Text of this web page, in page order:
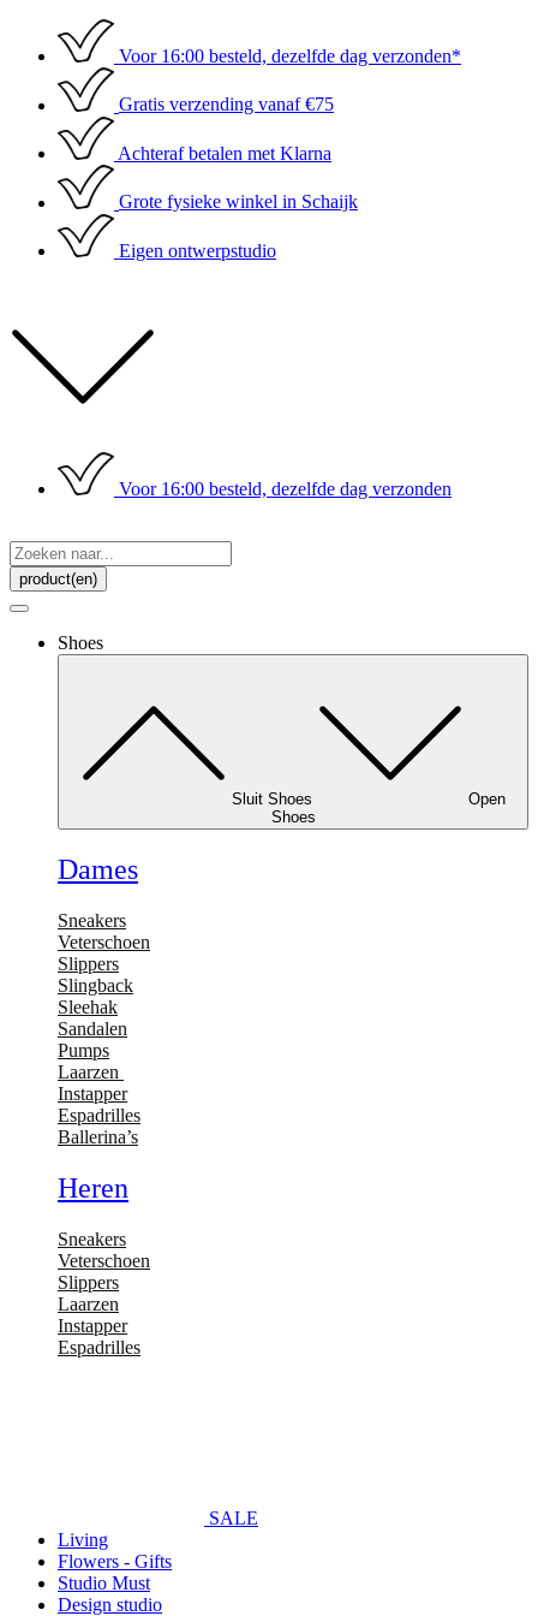
naar
inhoud
Voor 16:00 besteld, dezelfde dag verzonden*
Gratis verzending vanaf €75
Achteraf betalen met Klarna
Grote fysieke winkel in Schaijk
Eigen ontwerpstudio
Voor 16:00 besteld, dezelfde dag verzonden
Search
...product(en)
Shoes
Sluit Shoes
Open
Shoes
Dames
Sneakers
Veterschoen
Slippers
Slingback
Sleehak
Sandalen
Pumps
Laarzen
Instapper
Espadrilles
Ballerina’s
Heren
Sneakers
Veterschoen
Slippers
Laarzen
Instapper
Espadrilles
SALE
Living
Flowers - Gifts
Studio Must
Design studio